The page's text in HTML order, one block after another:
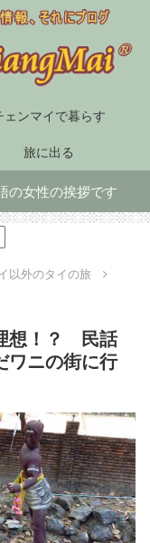
ェンマイで暮らす
旅に出る
の女性の挨拶です
以外のタイの旅
想！？ 民話
ワニの街に行